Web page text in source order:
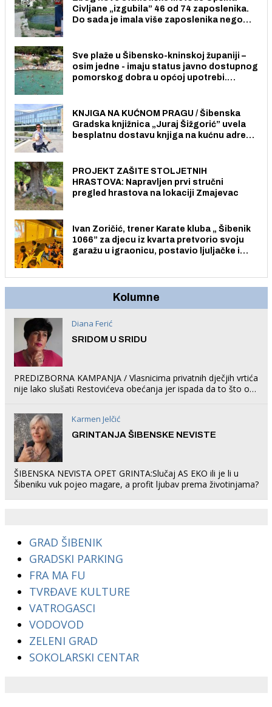
Civljane „izgubila” 46 od 74 zaposlenika.
Do sada je imala više zaposlenika nego
Sve plaže u Šibensko-kninskoj županiji –
osim jedne - imaju status javno dostupnog
pomorskog dobra u općoj upotrebi.
KNJIGA NA KUĆNOM PRAGU / Šibenska
Gradska knjižnica „Juraj Šižgorić” uvela
besplatnu dostavu knjiga na kućnu adresu
PROJEKT ZAŠITE STOLJETNIH
HRASTOVA: Napravljen prvi stručni
pregled hrastova na lokaciji Zmajevac
Ivan Zoričić, trener Karate kluba „ Šibenik
1066” za djecu iz kvarta pretvorio svoju
garažu u igraonicu, postavio ljuljačke i
Kolumne
Diana Ferić
SRIDOM U SRIDU
PREDIZBORNA KAMPANJA / Vlasnicima privatnih dječjih vrtića
nije lako slušati Restovićeva obećanja jer ispada da to što oni
Karmen Jelčić
GRINTANJA ŠIBENSKE NEVISTE
ŠIBENSKA NEVISTA OPET GRINTA:Slučaj AS EKO ili je li u
Šibeniku vuk pojeo magare, a profit ljubav prema životinjama?
GRAD ŠIBENIK
GRADSKI PARKING
FRA MA FU
TVRĐAVE KULTURE
VATROGASCI
VODOVOD
ZELENI GRAD
SOKOLARSKI CENTAR